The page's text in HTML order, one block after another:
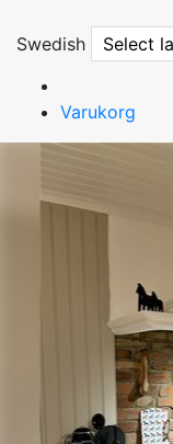
Swedish Select
Varukorg